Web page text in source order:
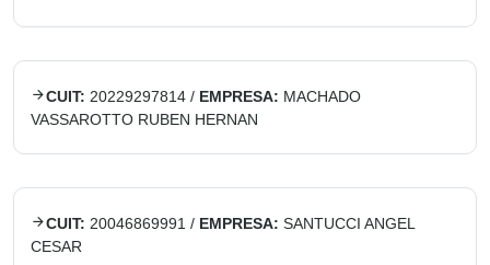
CUIT: 20229297814 / EMPRESA: MACHADO
VASSAROTTO RUBEN HERNAN
CUIT: 20046869991 / EMPRESA: SANTUCCI ANGEL
CESAR